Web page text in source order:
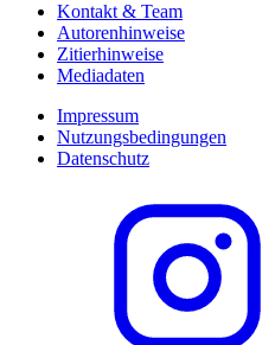
Kontakt & Team
Autorenhinweise
Zitierhinweise
Mediadaten
Impressum
Nutzungsbedingungen
Datenschutz